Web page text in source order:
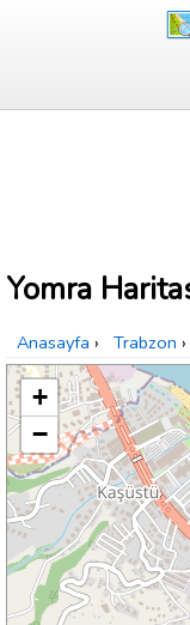
Yomra
Anasayfa › Trabzon ›
+
−